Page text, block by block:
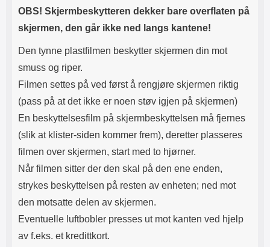
skjermbeskyttelse av herdet
glass. Med en slik blir lesebrettet
ditt optimalt beskyttet i sitt
Smartcover. Smartcover finnes
ofte i flere fine farger. For noen
forekomme at vi bare har en farge
på lager.
OBS! Skjermbeskytteren dekker bare overflaten på
skjermen, den går ikke ned langs kantene!
Den tynne plastfilmen beskytter skjermen din mot
smuss og riper.
Filmen settes på ved først å rengjøre skjermen riktig
(pass på at det ikke er noen støv igjen på skjermen)
En beskyttelsesfilm på skjermbeskyttelsen må fjernes
(slik at klister-siden kommer frem), deretter plasseres
filmen over skjermen, start med to hjørner.
Når filmen sitter der den skal på den ene enden,
strykes beskyttelsen på resten av enheten; ned mot
den motsatte delen av skjermen.
Eventuelle luftbobler presses ut mot kanten ved hjelp
av f.eks. et kredittkort.